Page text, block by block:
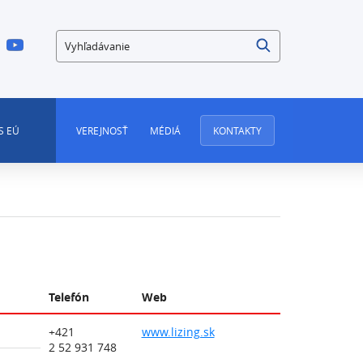
Vyhľadávanie
EÚ VEREJNOSŤ MÉDIÁ KONTAKTY
Telefón Web
+421
2 52 931 748
www.lizing.sk